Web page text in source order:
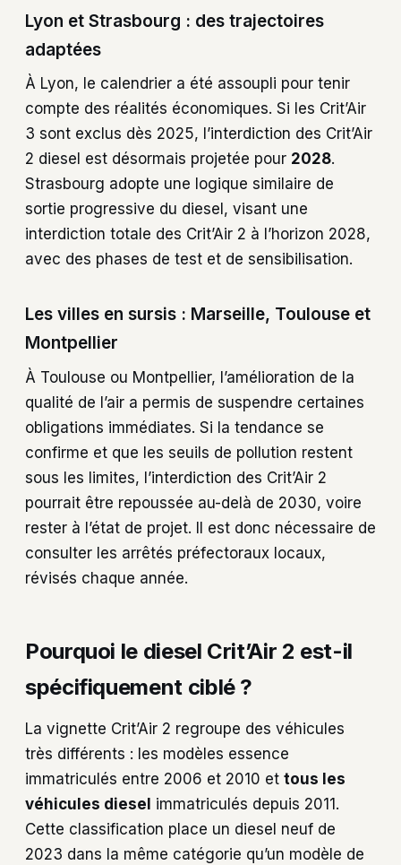
Lyon et Strasbourg : des trajectoires
adaptées
À Lyon, le calendrier a été assoupli pour tenir
compte des réalités économiques. Si les Crit’Air
3 sont exclus dès 2025, l’interdiction des Crit’Air
2 diesel est désormais projetée pour 2028.
Strasbourg adopte une logique similaire de
sortie progressive du diesel, visant une
interdiction totale des Crit’Air 2 à l’horizon 2028,
avec des phases de test et de sensibilisation.
Les villes en sursis : Marseille, Toulouse et
Montpellier
À Toulouse ou Montpellier, l’amélioration de la
qualité de l’air a permis de suspendre certaines
obligations immédiates. Si la tendance se
confirme et que les seuils de pollution restent
sous les limites, l’interdiction des Crit’Air 2
pourrait être repoussée au-delà de 2030, voire
rester à l’état de projet. Il est donc nécessaire de
consulter les arrêtés préfectoraux locaux,
révisés chaque année.
Pourquoi le diesel Crit’Air 2 est-il
spécifiquement ciblé ?
La vignette Crit’Air 2 regroupe des véhicules
très différents : les modèles essence
immatriculés entre 2006 et 2010 et tous les
véhicules diesel immatriculés depuis 2011.
Cette classification place un diesel neuf de
2023 dans la même catégorie qu’un modèle de